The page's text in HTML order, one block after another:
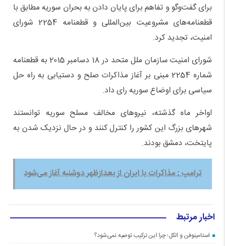
برای گفت‌وگو و تفاهم برای پایان دادن به بحران سوریه مطابق با
قطعنامه‌های مشروعیت بین‌المللی و قطعنامه 2254 شورای
امنیت، تجدید کرد.
شورای امنیت سازمان ملل متحد در 18 دسامبر 2015 به قطعنامه
شماره 2254 مبنی بر آغاز مذاکرات صلح و دستیابی به راه حل
سیاسی برای اوضاع سوریه رای داد.
اواخر ماه گذشته، نیروهای مخالف مسلح سوریه توانستند
شهرهای بزرگ این کشور را کنترل کنند و در حال نزدیک شدن به
پایتخت، دمشق بودند.
ترامپ : مذاکرات با ایران از بعدازظهر دوشنبه آغاز می‌شود
اخبار مرتبط
استامینوفن و الکل؛ چرا این ترکیب توصیه نمی‌شود؟